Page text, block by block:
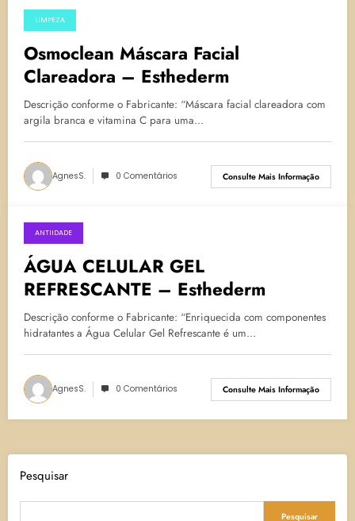
6 de dezembro de 2022
LIMPEZA
Osmoclean Máscara Facial
Clareadora – Esthederm
Descrição conforme o Fabricante: “Máscara facial clareadora com
argila branca e vitamina C para uma…
AgnesS. 0 Comentários Consulte Mais Informação
12 de julho de 2022
ANTIIDADE
ÁGUA CELULAR GEL
REFRESCANTE – Esthederm
Descrição conforme o Fabricante: “Enriquecida com componentes
hidratantes a Água Celular Gel Refrescante é um…
AgnesS. 0 Comentários Consulte Mais Informação
Pesquisar
Pesquisar